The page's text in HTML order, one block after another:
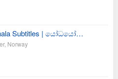
Subtitles | යෝධයෝ…
, Norway